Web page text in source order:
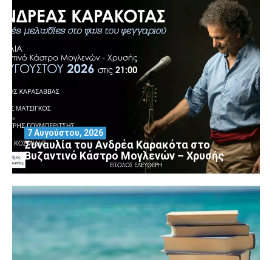
Συναυλία του Ανδρέα Καρακότα στο
Βυζαντινό Κάστρο Μογλενών – Χρυσής
7 Αυγούστου, 2026